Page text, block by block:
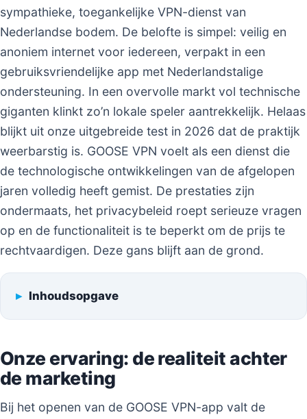
sympathieke, toegankelijke VPN-dienst van
Nederlandse bodem. De belofte is simpel: veilig en
anoniem internet voor iedereen, verpakt in een
gebruiksvriendelijke app met Nederlandstalige
ondersteuning. In een overvolle markt vol technische
giganten klinkt zo’n lokale speler aantrekkelijk. Helaas
blijkt uit onze uitgebreide test in 2026 dat de praktijk
weerbarstig is. GOOSE VPN voelt als een dienst die
de technologische ontwikkelingen van de afgelopen
jaren volledig heeft gemist. De prestaties zijn
ondermaats, het privacybeleid roept serieuze vragen
op en de functionaliteit is te beperkt om de prijs te
rechtvaardigen. Deze gans blijft aan de grond.
Inhoudsopgave
Onze ervaring: de realiteit achter
de marketing
Bij het openen van de GOOSE VPN-app valt de